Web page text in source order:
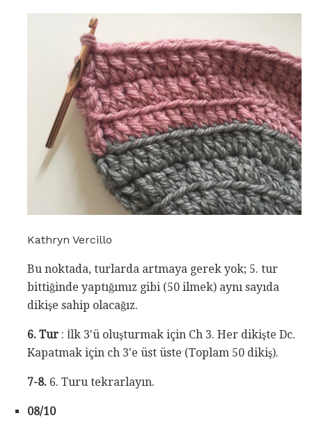
Kathryn Vercillo
Bu noktada, turlarda artmaya gerek yok; 5. tur
bittiğinde yaptığımız gibi (50 ilmek) aynı sayıda
dikişe sahip olacağız.
6. Tur : İlk 3'ü oluşturmak için Ch 3. Her dikişte Dc.
Kapatmak için ch 3'e üst üste (Toplam 50 dikiş).
7-8. 6. Turu tekrarlayın.
08/10